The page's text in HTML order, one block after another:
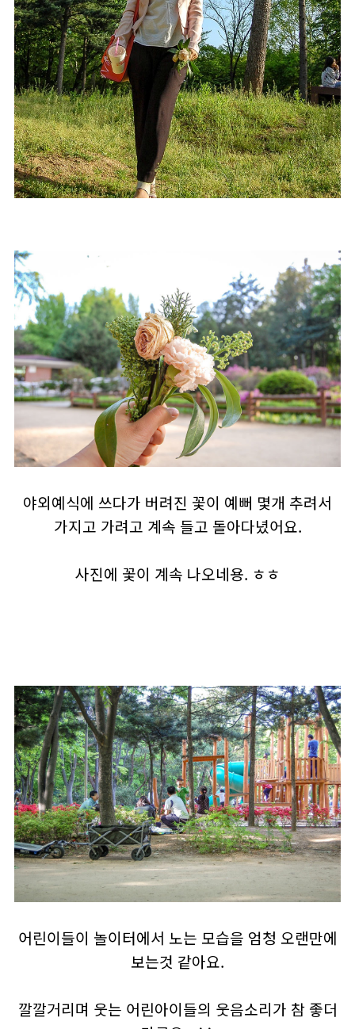
야외예식에 쓰다가 버려진 꽃이 예뻐 몇개 추려서
가지고 가려고 계속 들고 돌아다녔어요.
사진에 꽃이 계속 나오네용. ㅎㅎ
어린이들이 놀이터에서 노는 모습을 엄청 오랜만에
보는것 같아요.
깔깔거리며 웃는 어린아이들의 웃음소리가 참 좋더